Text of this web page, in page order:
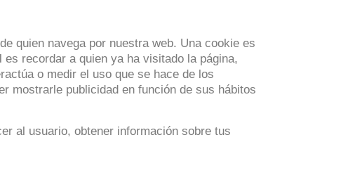
quien navega por nuestra web. Una cookie es
recordar a quien ya ha visitado la página,
o medir el uso que se hace de los
mostrarle publicidad en función de sus hábitos
al usuario, obtener información sobre tus